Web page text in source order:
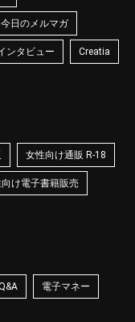
今日のメルマガ
ンタビュー Creatia
女性向け通販 R-18
け電子書籍販売
電子マネー